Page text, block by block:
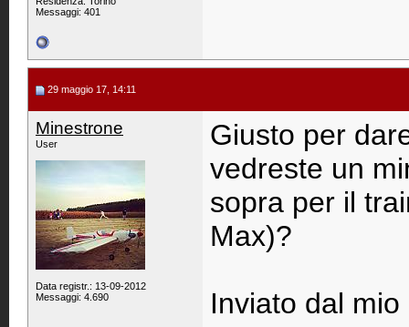
Messaggi: 401
29 maggio 17, 14:11
Minestrone
User
Data registr.: 13-09-2012
Messaggi: 4.690
Giusto per
vedreste un
sopra per il
Max)?
Inviato dal